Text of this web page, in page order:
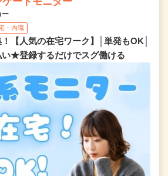
ー
・内職
【人気の在宅ワーク】│単発もOK│
い★登録するだけでスグ働ける